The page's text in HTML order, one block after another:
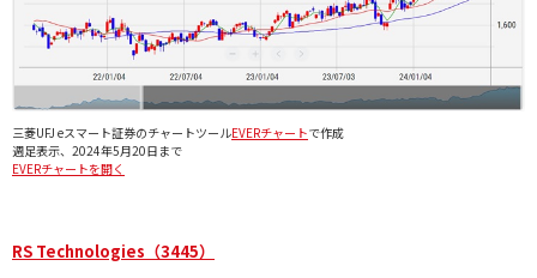
三菱UFJ eスマート証券のチャートツールEVERチャートで作成
週足表示、2024年5月20日まで
EVERチャートを開く
RS Technologies（3445）